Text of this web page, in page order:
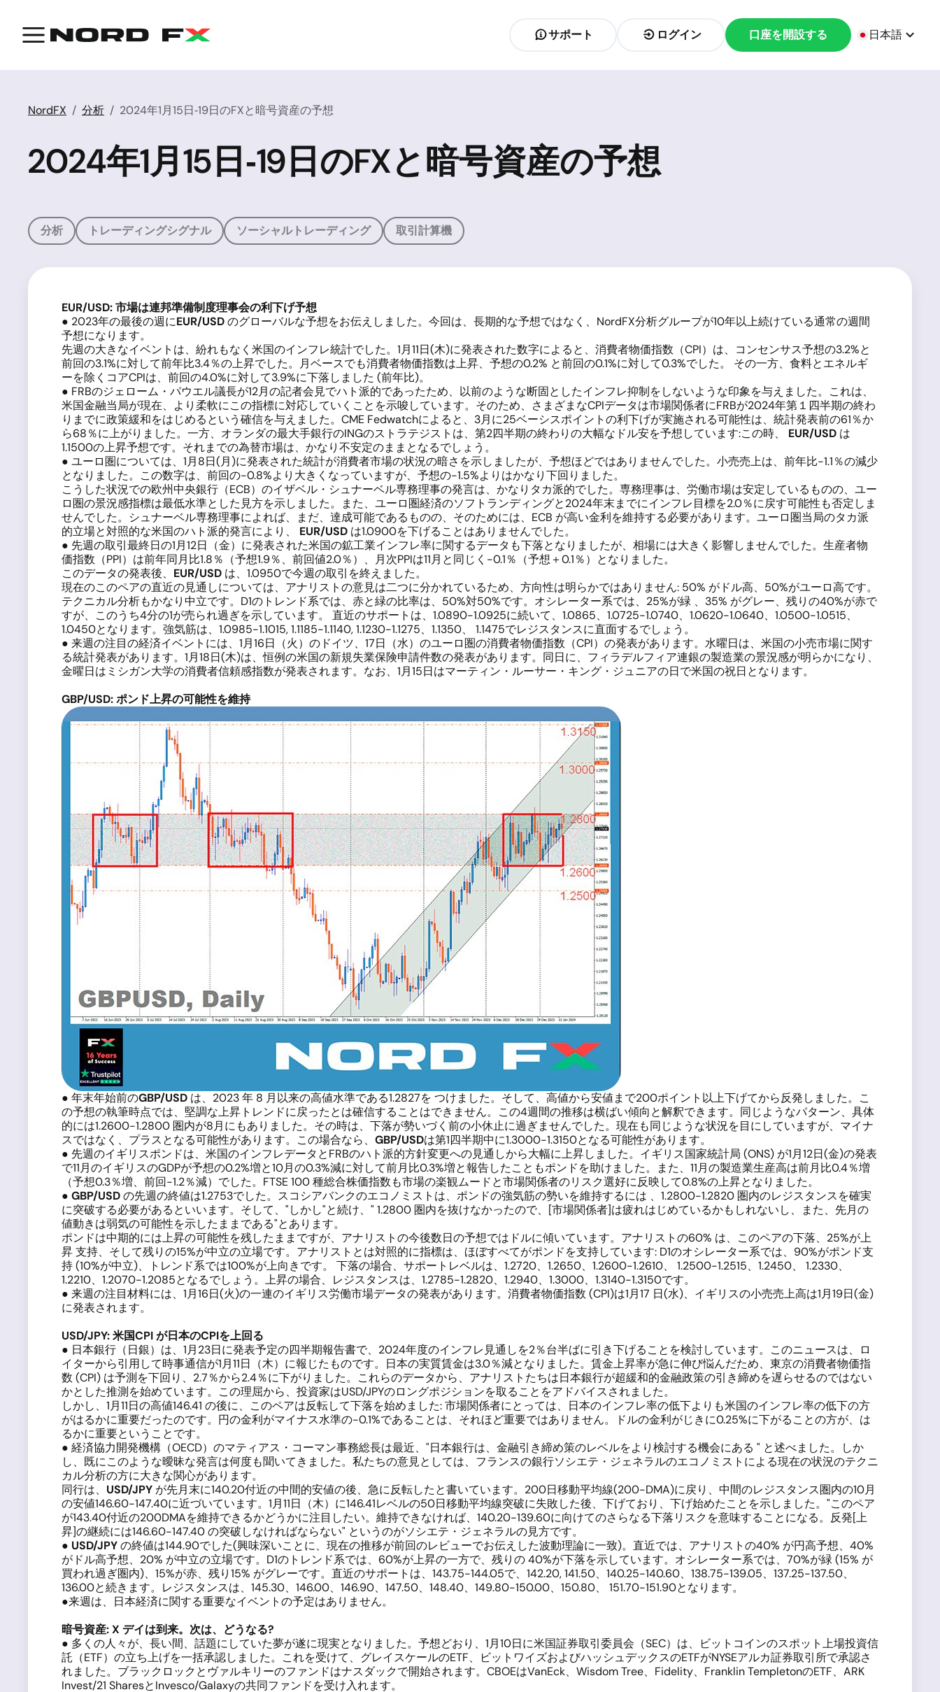
サポート ログイン 口座を開設する 日本語
NordFX 分析 2024年1月15日‐19日のFXと暗号資産の予想
2024年1月15日‐19日のFXと暗号資産の予想
分析 トレーディングシグナル ソーシャルトレーディング 取引計算機
EUR/USD:市場は連邦準備制度理事会の利下げ予想
● 2023年の最後の週にEUR/USDのグローバルな予想をお伝えしました。今回は、長期的な予想ではなく、NordFX分析グループが10年以上続けている通常の週間
予想になります。
先週の大きなイベントは、紛れもなく米国のインフレ統計でした。1月11日(木)に発表された数字によると、消費者物価指数（CPI）は、コンセンサス予想の3.2%と
前回の3.1%に対して前年比3.4％の上昇でした。月ベースでも消費者物価指数は上昇、予想の0.2% と前回の0.1%に対して0.3%でした。 その一方、食料とエネルギ
ーを除くコアCPIは、前回の4.0%に対して3.9%に下落しました (前年比)。
● FRBのジェローム・パウエル議長が12月の記者会見でハト派的であったため、以前のような断固としたインフレ抑制をしないような印象を与えました。これは、
米国金融当局が現在、より柔軟にこの指標に対応していくことを示唆しています。そのため、さまざまなCPIデータは市場関係者にFRBが2024年第１四半期の終わ
りまでに政策緩和をはじめるという確信を与えました。CME Fedwatchによると、3月に25ベーシスポイントの利下げが実施される可能性は、統計発表前の61％か
ら68％に上がりました。一方、オランダの最大手銀行のINGのストラテジストは、第2四半期の終わりの大幅なドル安を予想しています:この時、 EUR/USD は
1.1500の上昇予想です。それまでの為替市場は、かなり不安定のままとなるでしょう。
● ユーロ圏については、1月8日(月)に発表された統計が消費者市場の状況の暗さを示しましたが、予想ほどではありませんでした。小売売上は、前年比-1.1％の減少
となりました。この数字は、前回の-0.8%より大きくなっていますが、予想の-1.5%よりはかなり下回りました。
こうした状況での欧州中央銀行（ECB）のイザベル・シュナーベル専務理事の発言は、かなりタカ派的でした。専務理事は、労働市場は安定しているものの、ユー
ロ圏の景況感指標は最低水準とした見方を示しました。また、ユーロ圏経済のソフトランディングと2024年末までにインフレ目標を2.0％に戻す可能性も否定しま
せんでした。シュナーベル専務理事によれば、まだ、達成可能であるものの、そのためには、ECB が高い金利を維持する必要があります。ユーロ圏当局のタカ派
的立場と対照的な米国のハト派的発言により、 EUR/USD は1.0900を下げることはありませんでした。
● 先週の取引最終日の1月12日（金）に発表された米国の鉱工業インフレ率に関するデータも下落となりましたが、相場には大きく影響しませんでした。生産者物
価指数（PPI）は前年同月比1.8％（予想1.9％、前回値2.0％）、月次PPIは11月と同じく-0.1％（予想＋0.1％）となりました。
このデータの発表後、 EUR/USD は、1.0950で今週の取引を終えました。
現在のこのペアの直近の見通しについては、アナリストの意見は二つに分かれているため、方向性は明らかではありません: 50% がドル高、50%がユーロ高です。
テクニカル分析もかなり中立です。D1のトレンド系では、赤と緑の比率は、50%対50%です。オシレーター系では、25%が緑 、35% がグレー、残りの40%が赤で
すが、このうち4分の1が売られ過ぎを示しています。 直近のサポートは、1.0890-1.0925に続いて、1.0865、1.0725-1.0740、1.0620-1.0640、1.0500-1.0515、
1.0450となります。強気筋は、1.0985-1.1015, 1.1185-1.1140, 1.1230-1.1275、1.1350、 1.1475でレジスタンスに直面するでしょう。
● 来週の注目の経済イベントには、1月16日（火）のドイツ、17日（水）のユーロ圏の消費者物価指数（CPI）の発表があります。水曜日は、米国の小売市場に関す
る統計発表があります。1月18日(木)は、恒例の米国の新規失業保険申請件数の発表があります。同日に、フィラデルフィア連銀の製造業の景況感が明らかになり、
金曜日はミシガン大学の消費者信頼感指数が発表されます。なお、1月15日はマーティン・ルーサー・キング・ジュニアの日で米国の祝日となります。
GBP/USD:ポンド上昇の可能性を維持
● 年末年始前のGBP/USD は、2023 年 8 月以来の高値水準である1.2827を つけました。そして、高値から安値まで200ポイント以上下げてから反発しました。こ
の予想の執筆時点では、堅調な上昇トレンドに戻ったとは確信することはできません。この4週間の推移は横ばい傾向と解釈できます。同じようなパターン、具体
的には1.2600-1.2800 圏内が8月にもありました。その時は、下落が勢いづく前の小休止に過ぎませんでした。現在も同じような状況を目にしていますが、マイナ
スではなく、プラスとなる可能性があります。この場合なら、 GBP/USDは第1四半期中に1.3000-1.3150となる可能性があります。
● 先週のイギリスポンドは、米国のインフレデータとFRBのハト派的方針変更への見通しから大幅に上昇しました。イギリス国家統計局 (ONS) が1月12日(金)の発表
で11月のイギリスのGDPが予想の0.2%増と10月の0.3%減に対して前月比0.3%増と報告したこともポンドを助けました。また、11月の製造業生産高は前月比0.4％増
（予想0.3％増、前回-1.2％減）でした。FTSE 100 種総合株価指数も市場の楽観ムードと市場関係者のリスク選好に反映して0.8%の上昇となりました。
● GBP/USDの先週の終値は1.2753でした。スコシアバンクのエコノミストは、ポンドの強気筋の勢いを維持するには 、1.2800-1.2820 圏内のレジスタンスを確実
に突破する必要があるといいます。そして、"しかし"と続け、" 1.2800 圏内を抜けなかったので、[市場関係者]は疲れはじめているかもしれないし、また、先月の
値動きは弱気の可能性を示したままである"とあります。
ポンドは中期的には上昇の可能性を残したままですが、アナリストの今後数日の予想ではドルに傾いています。アナリストの60% は、このペアの下落、25%が上
昇 支持、そして残りの15%が中立の立場です。アナリストとは対照的に指標は、ほぼすべてがポンドを支持しています: D1のオシレーター系では、90%がポンド支
持 (10%が中立)、トレンド系では100%が上向きです。 下落の場合、サポートレベルは、1.2720、1.2650、1.2600-1.2610、 1.2500-1.2515、1.2450、 1.2330、
1.2210、1.2070-1.2085となるでしょう。上昇の場合、レジスタンスは、1.2785-1.2820、1.2940、1.3000、1.3140-1.3150です。
● 来週の注目材料には、1月16日(火)の一連のイギリス労働市場データの発表があります。消費者物価指数 (CPI)は1月17 日(水)、イギリスの小売売上高は1月19日(金)
に発表されます。
USD/JPY:米国CPIが日本のCPIを上回る
● 日本銀行（日銀）は、1月23日に発表予定の四半期報告書で、2024年度のインフレ見通しを2％台半ばに引き下げることを検討しています。このニュースは、ロ
イターから引用して時事通信が1月11日（木）に報じたものです。日本の実質賃金は3.0％減となりました。賃金上昇率が急に伸び悩んだため、東京の消費者物価指
数 (CPI) は予測を下回り、2.7％から2.4％に下がりました。これらのデータから、アナリストたちは日本銀行が超緩和的金融政策の引き締めを遅らせるのではない
かとした推測を始めています。この理屈から、投資家はUSD/JPYのロングポジションを取ることをアドバイスされました。
しかし、1月11日の高値146.41 の後に、このペアは反転して下落を始めました: 市場関係者にとっては、日本のインフレ率の低下よりも米国のインフレ率の低下の方
がはるかに重要だったのです。円の金利がマイナス水準の-0.1%であることは、それほど重要ではありません。ドルの金利がじきに0.25%に下がることの方が、は
るかに重要ということです。
● 経済協力開発機構（OECD）のマティアス・コーマン事務総長は最近、"日本銀行は、金融引き締め策のレベルをより検討する機会にある " と述べました。しか
し、既にこのような曖昧な発言は何度も聞いてきました。私たちの意見としては、フランスの銀行ソシエテ・ジェネラルのエコノミストによる現在の状況のテクニ
カル分析の方に大きな関心があります。
同行は、 USD/JPY が先月末に140.20付近の中間的安値の後、急に反転したと書いています。200日移動平均線(200-DMA)に戻り、中間のレジスタンス圏内の10月
の安値146.60-147.40に近づいています。1月11日（木）に146.41レベルの50日移動平均線突破に失敗した後、下げており、下げ始めたことを示しました。"このペア
が143.40付近の200DMAを維持できるかどうかに注目したい。維持できなければ、140.20-139.60に向けてのさらなる下落リスクを意味することになる。反発[上
昇]の継続には146.60-147.40 の突破しなければならない" というのがソシエテ・ジェネラルの見方です。
● USD/JPYの終値は144.90でした(興味深いことに、現在の推移が前回のレビューでお伝えした波動理論に一致)。直近では、アナリストの40% が円高予想、40%
がドル高予想、20% が中立の立場です。D1のトレンド系では、60%が上昇の一方で、残りの 40%が下落を示しています。オシレーター系では、70%が緑 (15% が
買われ過ぎ圏内)、15%が赤、残り15% がグレーです。直近のサポートは、143.75-144.05で、142.20, 141.50、140.25-140.60、138.75-139.05、137.25-137.50、
136.00と続きます。レジスタンスは、145.30、146.00、146.90、147.50、148.40、149.80-150.00、150.80、 151.70-151.90となります。
●来週は、日本経済に関する重要なイベントの予定はありません。
暗号資産: X デイは到来。次は、どうなる?
● 多くの人々が、長い間、話題にしていた夢が遂に現実となりました。予想どおり、1月10日に米国証券取引委員会（SEC）は、ビットコインのスポット上場投資信
託（ETF）の立ち上げを一括承認しました。これを受けて、グレイスケールのETF、ビットワイズおよびハッシュデックスのETFがNYSEアルカ証券取引所で承認さ
れました。ブラックロックとヴァルキリーのファンドはナスダックで開始されます。CBOEはVanEck、Wisdom Tree、Fidelity、Franklin TempletonのETF、ARK
Invest/21 SharesとInvesco/Galaxyの共同ファンドを受け入れます。